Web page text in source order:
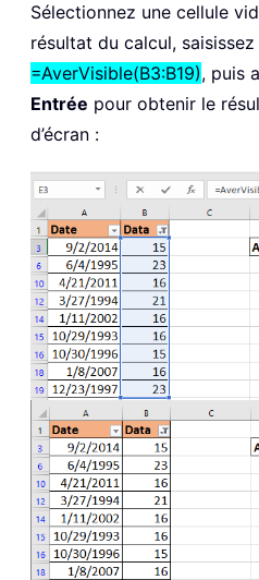
Sélectionnez une cellule
résultat du calcul,
=AverVisible(B3:B19), puis
Entrée pour obtenir le
d’écran :